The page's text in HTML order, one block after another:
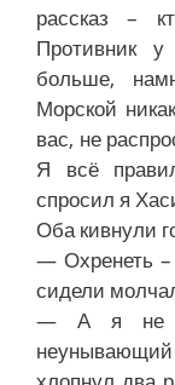
рассказ –
Противник
больше,
Морской
вас, не
Я всё
спросил я
Оба кивнули
— Охренеть –
сидели
— А я не